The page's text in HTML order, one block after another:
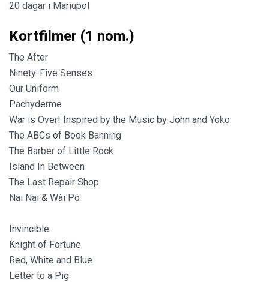
20 dagar i Mariupol
Kortfilmer (1 nom.)
The After
Ninety-Five Senses
Our Uniform
Pachyderme
War is Over! Inspired by the Music by John and Yoko
The ABCs of Book Banning
The Barber of Little Rock
Island In Between
The Last Repair Shop
Nai Nai & Wài Pó
Invincible
Knight of Fortune
Red, White and Blue
Letter to a Pig